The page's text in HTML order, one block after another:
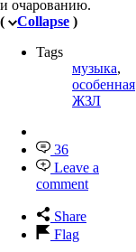
и очарованию.
(
Collapse )
Tags
музыка,
особенная
ЖЗЛ
36
Leave a
comment
Share
Flag